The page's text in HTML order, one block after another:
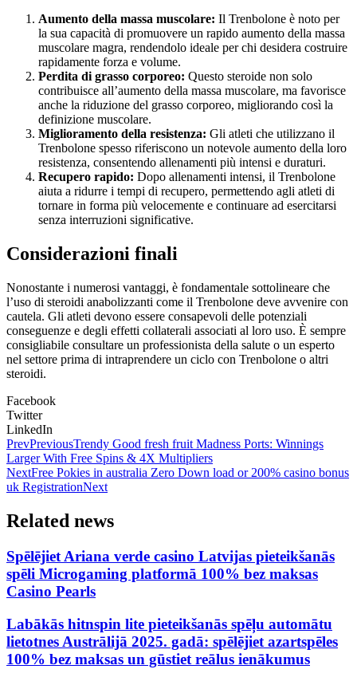
Aumento della massa muscolare: Il Trenbolone è noto per
la sua capacità di promuovere un rapido aumento della massa
muscolare magra, rendendolo ideale per chi desidera costruire
rapidamente forza e volume.
Perdita di grasso corporeo: Questo steroide non solo
contribuisce all’aumento della massa muscolare, ma favorisce
anche la riduzione del grasso corporeo, migliorando così la
definizione muscolare.
Miglioramento della resistenza: Gli atleti che utilizzano il
Trenbolone spesso riferiscono un notevole aumento della loro
resistenza, consentendo allenamenti più intensi e duraturi.
Recupero rapido: Dopo allenamenti intensi, il Trenbolone
aiuta a ridurre i tempi di recupero, permettendo agli atleti di
tornare in forma più velocemente e continuare ad esercitarsi
senza interruzioni significative.
Considerazioni finali
Nonostante i numerosi vantaggi, è fondamentale sottolineare che
l’uso di steroidi anabolizzanti come il Trenbolone deve avvenire con
cautela. Gli atleti devono essere consapevoli delle potenziali
conseguenze e degli effetti collaterali associati al loro uso. È sempre
consigliabile consultare un professionista della salute o un esperto
nel settore prima di intraprendere un ciclo con Trenbolone o altri
steroidi.
Facebook
Twitter
LinkedIn
PrevPreviousTrendy Good fresh fruit Madness Ports: Winnings
Larger With Free Spins & 4X Multipliers
NextFree Pokies in australia Zero Down load or 200% casino bonus
uk RegistrationNext
Related news
Spēlējiet Ariana verde casino Latvijas pieteikšanās
spēli Microgaming platformā 100% bez maksas
Casino Pearls
Labākās hitnspin lite pieteikšanās spēļu automātu
lietotnes Austrālijā 2025. gadā: spēlējiet azartspēles
100% bez maksas un gūstiet reālus ienākumus